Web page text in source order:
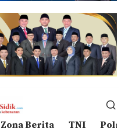
Zona Berita TNI